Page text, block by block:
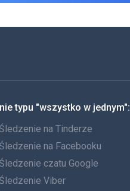
typu "wszystko w jednym":
Śledzenie na Tinderze
Śledzenie na Facebooku
Śledzenie czatu Google
Śledzenie Viber